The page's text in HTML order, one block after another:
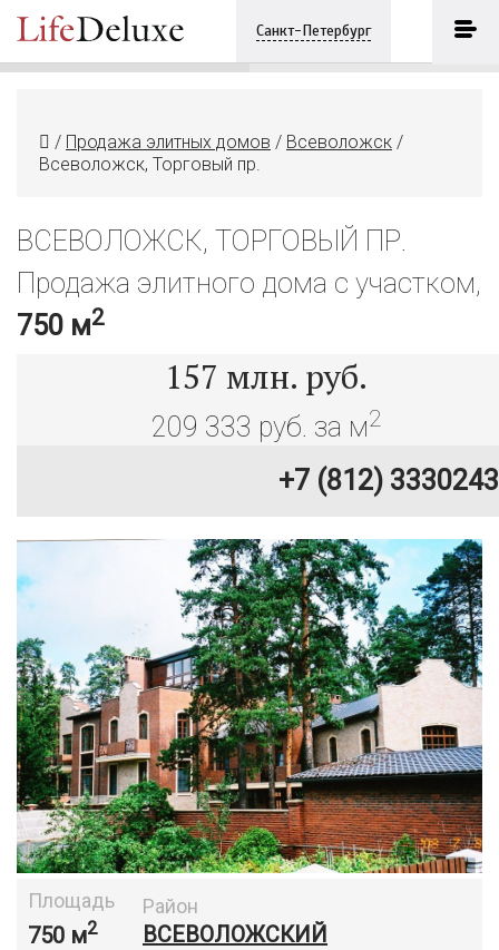
Санкт-Петербург
/ Продажа элитных домов / Всеволожск /
Всеволожск, Торговый пр.
ВСЕВОЛОЖСК, ТОРГОВЫЙ ПР.
Продажа элитного дома с участком,
750 м2
157 млн. руб.
209 333 руб. за м2
+7 (812) 3330243
Площадь
750 м2
Район
ВСЕВОЛОЖСКИЙ
Всеволожск, Торговый пр.
+7 (812) 3330243 ПОЗВОНИТЬ